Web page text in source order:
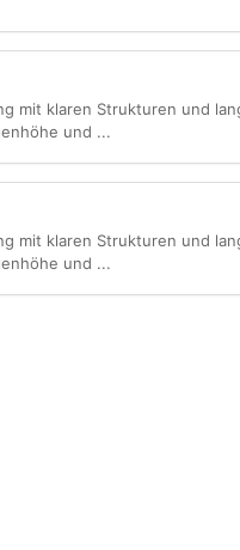
mit klaren Strukturen und
und ...
mit klaren Strukturen und
und ...